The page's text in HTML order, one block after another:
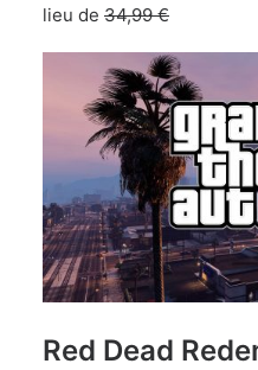
lieu de 34,99 €
Red Dead